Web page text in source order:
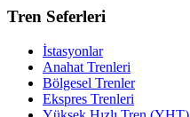
Tren Seferleri
İstasyonlar
Anahat Trenleri
Bölgesel Trenler
Ekspres Trenleri